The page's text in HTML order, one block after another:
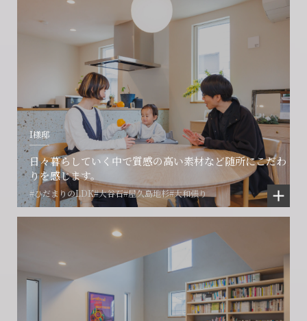
I様邸
日々暮らしていく中で質感の高い素材など随所にこだわ
りを感じます。
#ひだまりのLDK#大谷石#屋久島地杉#大和張り